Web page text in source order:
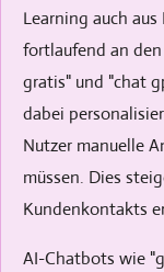
Learning auch
fortlaufend an
gratis" und "chat
dabei
Nutzer manuelle
müssen. Dies
Kundenkontakts
AI-Chatbots wie